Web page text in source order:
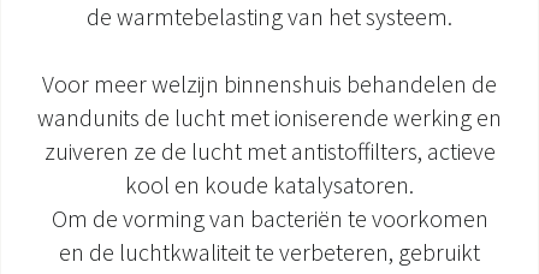
de warmtebelasting van het systeem.
Voor meer welzijn binnenshuis behandelen de
wandunits de lucht met ioniserende werking en
zuiveren ze de lucht met antistoffilters, actieve
kool en koude katalysatoren.
Om de vorming van bacteriën te voorkomen
en de luchtkwaliteit te verbeteren, gebruikt